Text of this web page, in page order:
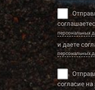
персональных
и даете
персональных
согласие на